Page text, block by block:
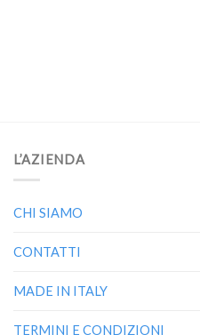
L’AZIENDA
CHI SIAMO
CONTATTI
MADE IN ITALY
TERMINI E CONDIZIONI